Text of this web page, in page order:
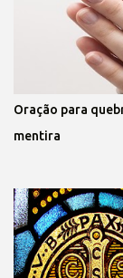
Oração para
mentira